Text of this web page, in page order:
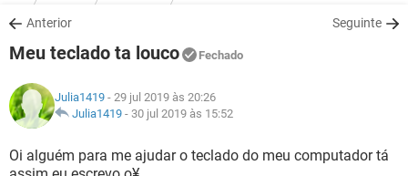
OUTLOOK
INSTAGRAM GMAIL
GUIA DE COMPRAS
JOGOS
INSTAGRAM
GUIA DE COMPRAS
DOWNLOADS
JOGOS WHATSAPP
CELULAR
OUTLOOK EXCEL
INSTAGRAM GMAIL
JOGOS
CELULAR
OUTLOOK EXCEL
GLOSSÁRIO
JOGOS WHATSAPP
Anterior Seguinte
Meu teclado ta louco Fechado
Julia1419 - 29 jul 2019 às 20:26
Julia1419 - 30 jul 2019 às 15:52
Oi alguém para me ajudar o teclado do meu computador tá